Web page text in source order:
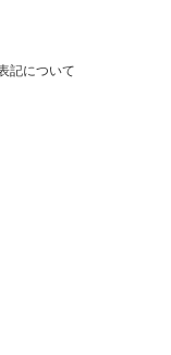
記について